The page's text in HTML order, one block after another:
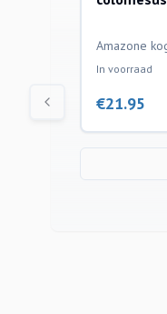
Amazone
In voorraad
€21.95